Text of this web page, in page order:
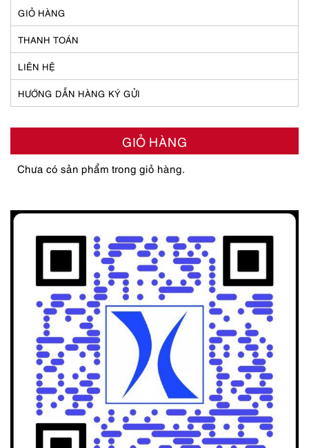
GIỎ HÀNG
THANH TOÁN
LIÊN HỆ
HƯỚNG DẪN HÀNG KÝ GỬI
GIỎ HÀNG
Chưa có sản phẩm trong giỏ hàng.